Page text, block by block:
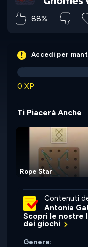
88%
Accedi per
0 XP
Ti Piacerà Anche
Rope Star
Contenuti
Antonia
Scopri le nostre
dei giochi
Genere: